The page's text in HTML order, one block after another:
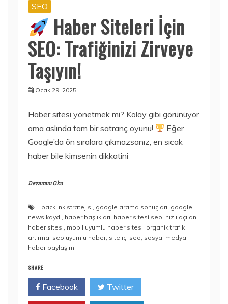
SEO
Haber Siteleri İçin
SEO: Trafiğinizi Zirveye
Taşıyın!
Ocak 29, 2025
Haber sitesi yönetmek mi? Kolay gibi görünüyor
ama aslında tam bir satranç oyunu!
Eğer
Google’da ön sıralara çıkmazsanız, en sıcak
haber bile kimsenin dikkatini
Devamını Oku
backlink stratejisi, google arama sonuçları, google
news kaydı, haber başlıkları, haber sitesi seo, hızlı açılan
haber sitesi, mobil uyumlu haber sitesi, organik trafik
artırma, seo uyumlu haber, site içi seo, sosyal medya
haber paylaşımı
SHARE
Facebook Twitter